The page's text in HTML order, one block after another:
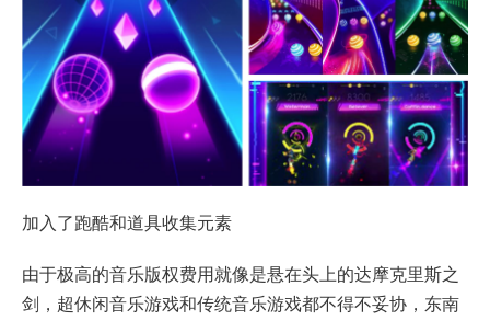
加入了跑酷和道具收集元素
由于极高的音乐版权费用就像是悬在头上的达摩克里斯之
剑，超休闲音乐游戏和传统音乐游戏都不得不妥协，东南